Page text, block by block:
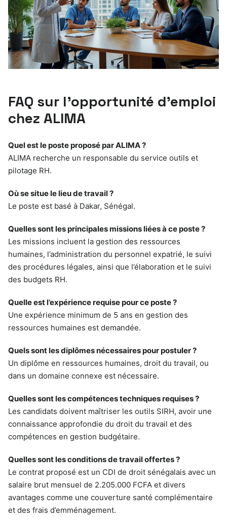
FAQ sur l’opportunité d’emploi
chez ALIMA
Quel est le poste proposé par ALIMA ?
ALIMA recherche un responsable du service outils et
pilotage RH.
Où se situe le lieu de travail ?
Le poste est basé à Dakar, Sénégal.
Quelles sont les principales missions liées à ce poste ?
Les missions incluent la gestion des ressources
humaines, l’administration du personnel expatrié, le suivi
des procédures légales, ainsi que l’élaboration et le suivi
des budgets RH.
Quelle est l’expérience requise pour ce poste ?
Une expérience minimum de 5 ans en gestion des
ressources humaines est demandée.
Quels sont les diplômes nécessaires pour postuler ?
Un diplôme en ressources humaines, droit du travail, ou
dans un domaine connexe est nécessaire.
Quelles sont les compétences techniques requises ?
Les candidats doivent maîtriser les outils SIRH, avoir une
connaissance approfondie du droit du travail et des
compétences en gestion budgétaire.
Quelles sont les conditions de travail offertes ?
Le contrat proposé est un CDI de droit sénégalais avec un
salaire brut mensuel de 2.205.000 FCFA et divers
avantages comme une couverture santé complémentaire
et des frais d’emménagement.